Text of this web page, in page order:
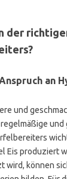
der
an
und
und
Eis produziert
wird, können